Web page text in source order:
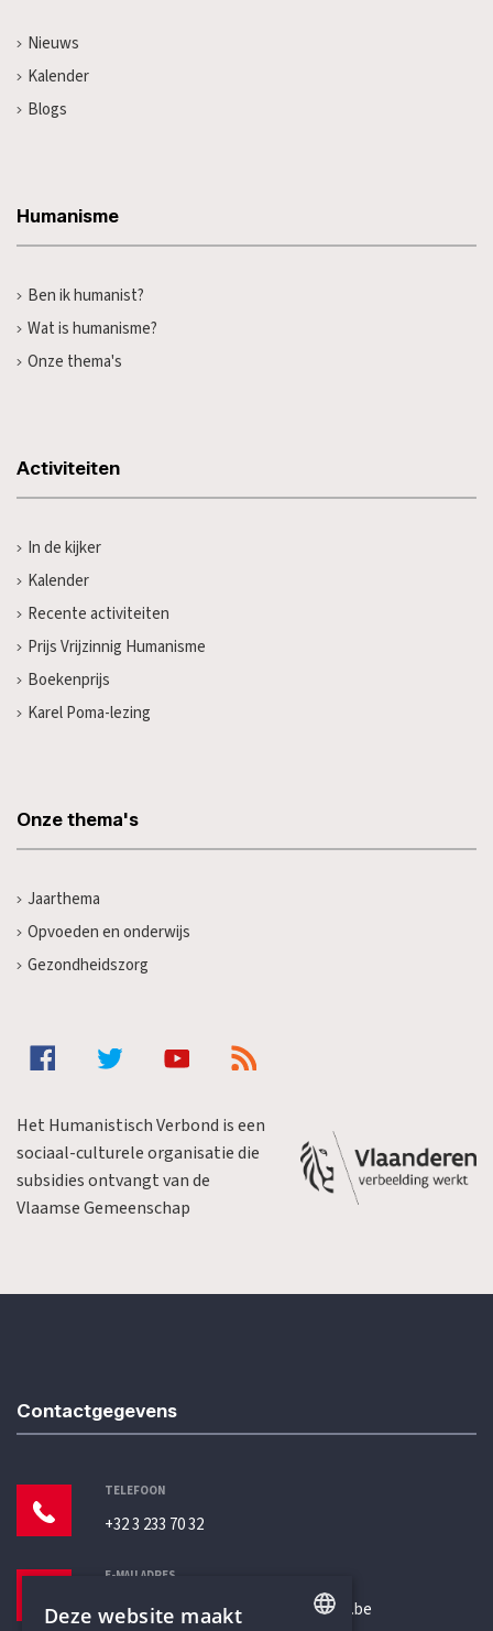
Nieuws
Kalender
Blogs
Humanisme
Ben ik humanist?
Wat is humanisme?
Onze thema's
Activiteiten
In de kijker
Kalender
Recente activiteiten
Prijs Vrijzinnig Humanisme
Boekenprijs
Karel Poma-lezing
Onze thema's
Jaarthema
Opvoeden en onderwijs
Gezondheidszorg
Het Humanistisch Verbond is een
sociaal-culturele organisatie die
subsidies ontvangt van de
Vlaamse Gemeenschap
Contactgegevens
TELEFOON
+32 3 233 70 32
E-MAILADRES
secretariaat@humanistischverbond.be
Deze website maakt